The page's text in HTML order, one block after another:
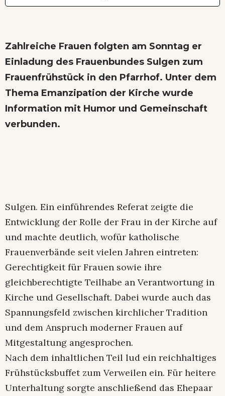
Zahlreiche Frauen folgten am Sonntag er
Einladung des Frauenbundes Sulgen zum
Frauenfrühstück in den Pfarrhof. Unter dem
Thema Emanzipation der Kirche wurde
Information mit Humor und Gemeinschaft
verbunden.
Sulgen. Ein einführendes Referat zeigte die
Entwicklung der Rolle der Frau in der Kirche auf
und machte deutlich, wofür katholische
Frauenverbände seit vielen Jahren eintreten:
Gerechtigkeit für Frauen sowie ihre
gleichberechtigte Teilhabe an Verantwortung in
Kirche und Gesellschaft. Dabei wurde auch das
Spannungsfeld zwischen kirchlicher Tradition
und dem Anspruch moderner Frauen auf
Mitgestaltung angesprochen.
Nach dem inhaltlichen Teil lud ein reichhaltiges
Frühstücksbuffet zum Verweilen ein. Für heitere
Unterhaltung sorgte anschließend das Ehepaar